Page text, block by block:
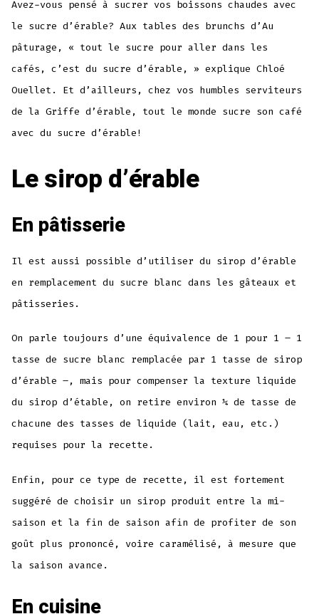
Avez-vous pensé à sucrer vos boissons chaudes avec
le sucre d’érable? Aux tables des brunchs d’Au
pâturage, « tout le sucre pour aller dans les
cafés, c’est du sucre d’érable, » explique Chloé
Ouellet. Et d’ailleurs, chez vos humbles serviteurs
de la Griffe d’érable, tout le monde sucre son café
avec du sucre d’érable!
Le sirop d’érable
En pâtisserie
Il est aussi possible d’utiliser du sirop d’érable
en remplacement du sucre blanc dans les gâteaux et
pâtisseries.
On parle toujours d’une équivalence de 1 pour 1 – 1
tasse de sucre blanc remplacée par 1 tasse de sirop
d’érable –, mais pour compenser la texture liquide
du sirop d’étable, on retire environ ¼ de tasse de
chacune des tasses de liquide (lait, eau, etc.)
requises pour la recette.
Enfin, pour ce type de recette, il est fortement
suggéré de choisir un sirop produit entre la mi-
saison et la fin de saison afin de profiter de son
goût plus prononcé, voire caramélisé, à mesure que
la saison avance.
En cuisine